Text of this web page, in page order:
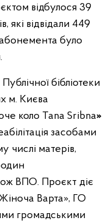
відбулося 39
які відвідали 449
було
бібліотеки
м. Києва
коло Tana Sribna»
засобами
числі матерів,
ВПО. Проєкт діє
Варта», ГО
громадськими